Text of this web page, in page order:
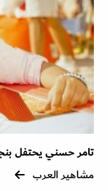
تامر حسني يحتفل
مشاهير العرب